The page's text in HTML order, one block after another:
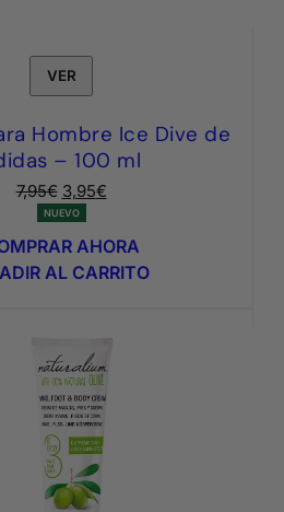
VER
Hombre Ice Dive de
– 100 ml
7,95€ El
precio
original
era:
3,95€El
actual
es:
NUEVO
AHORA
AL CARRITO